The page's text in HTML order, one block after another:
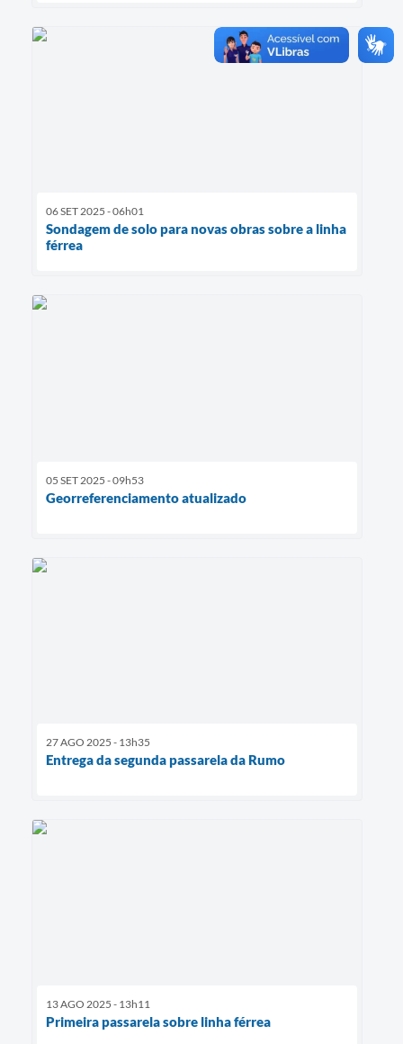
06 SET 2025 - 06h01
Sondagem de solo para novas obras sobre a linha
férrea
05 SET 2025 - 09h53
Georreferenciamento atualizado
27 AGO 2025 - 13h35
Entrega da segunda passarela da Rumo
13 AGO 2025 - 13h11
Primeira passarela sobre linha férrea